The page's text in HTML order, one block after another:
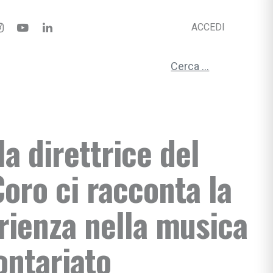
ACCEDI
Ricerca per:
direttrice del
ci racconta la
nella musica